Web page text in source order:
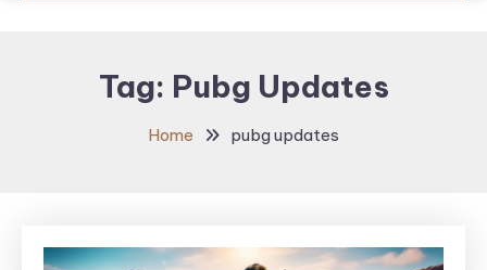
Tag: Pubg Updates
Home pubg updates